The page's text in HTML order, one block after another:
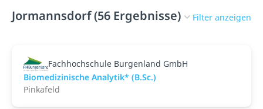
Jormannsdorf (56 Ergebnisse) Filter anzeigen
Fachhochschule Burgenland GmbH
Biomedizinische Analytik* (B.Sc.)
Pinkafeld